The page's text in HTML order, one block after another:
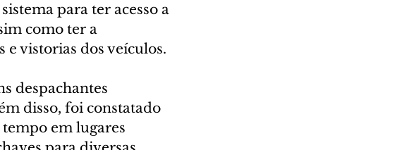
para ter acesso a
como ter a
e vistorias dos veículos.
despachantes
disso, foi constatado
em lugares